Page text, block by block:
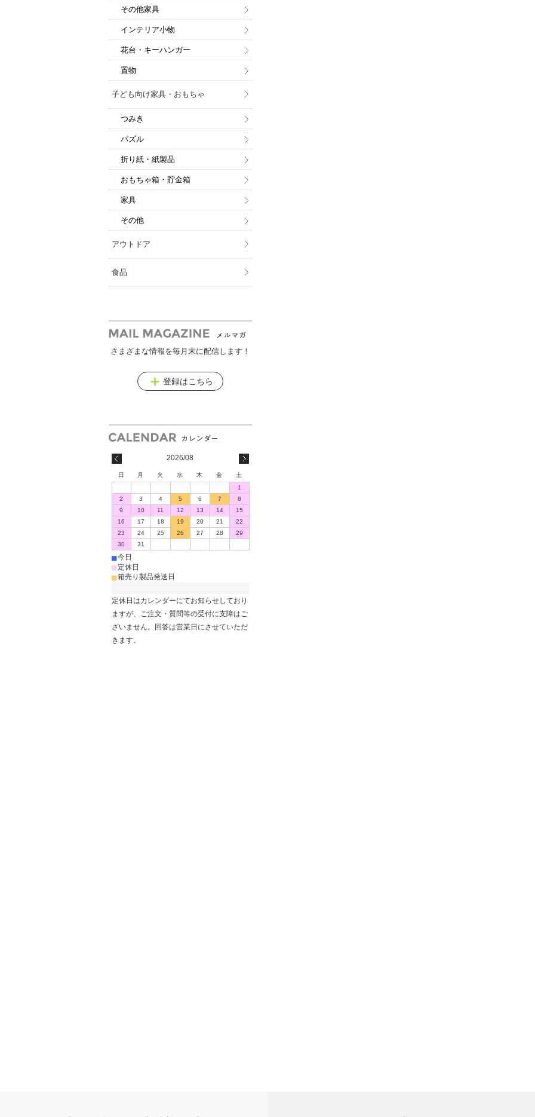
その他家具
インテリア小物
花台・キーハンガー
置物
子ども向け家具・おもちゃ
つみき
パズル
折り紙・紙製品
おもちゃ箱・貯金箱
家具
その他
アウトドア
食品
メールマガジン
さまざまな情報を毎月末に配信します！
登録はこちら
2026/08
日 月 火 水 木 金
土
1
2
3 4 5 6 7
8
9
10 11 12 13 14
15
16
17 18 19 20 21
22
23
24 25 26 27 28
29
30
31
■今日
■ 定休日
■箱売り製品発送日
定休日はカレンダーにてお知らせしており
ますが、ご注文・質問等の受付に支障はご
ざいません。回答は営業日にさせていただ
きます。